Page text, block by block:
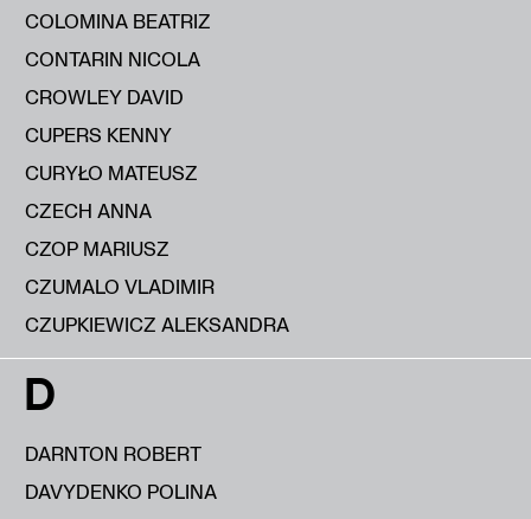
COLOMINA BEATRIZ
CONTARIN NICOLA
CROWLEY DAVID
CUPERS KENNY
CURYŁO MATEUSZ
CZECH ANNA
CZOP MARIUSZ
CZUMALO VLADIMIR
CZUPKIEWICZ ALEKSANDRA
D
DARNTON ROBERT
DAVYDENKO POLINA